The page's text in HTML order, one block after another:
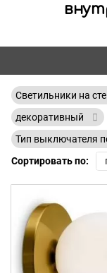
Светильники на
декоративный
Тип выключателя
Сортировать по: